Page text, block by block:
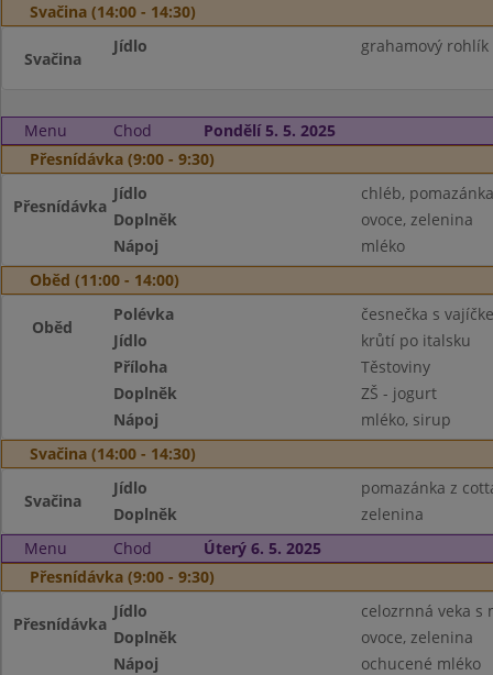
Svačina (14:00 - 14:30)
Svačina
Jídlo grahamový rohlík
Menu Chod
Pondělí 5. 5. 2025
Přesnídávka (9:00 - 9:30)
Přesnídávka
Jídlo
chléb,
Doplněk
ovoce, zelenina
Nápoj
mléko
Oběd (11:00 - 14:00)
Oběd
Polévka
česnečka s
Jídlo
krůtí po italsku
Příloha
Těstoviny
Doplněk
ZŠ - jogurt
Nápoj
mléko, sirup
Svačina (14:00 - 14:30)
Svačina
Jídlo
pomazánka z
Doplněk
zelenina
Menu
Chod
Úterý 6. 5. 2025
Přesnídávka (9:00 - 9:30)
Přesnídávka
Jídlo
celozrnná veka s
Doplněk
ovoce, zelenina
Nápoj
ochucené mléko